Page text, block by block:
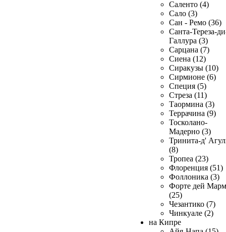
Саленто (4)
Сало (3)
Сан - Ремо (36)
Санта-Тереза-
Галлура (3)
Сарцана (7)
Сиена (12)
Сиракузы (10)
Сирмионе (6)
Специя (5)
Стреза (11)
Таормина (3)
Террачина (9)
Тосколано-
Мадерно (3)
Тринита-д'
(8)
Тропеа (23)
Флоренция (51)
Фоллоника (3)
Форте дей
(25)
Чезантико (7)
Чинкуале (2)
на Кипре